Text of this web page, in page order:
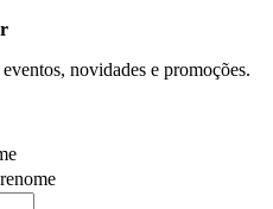
novidades e promoções.